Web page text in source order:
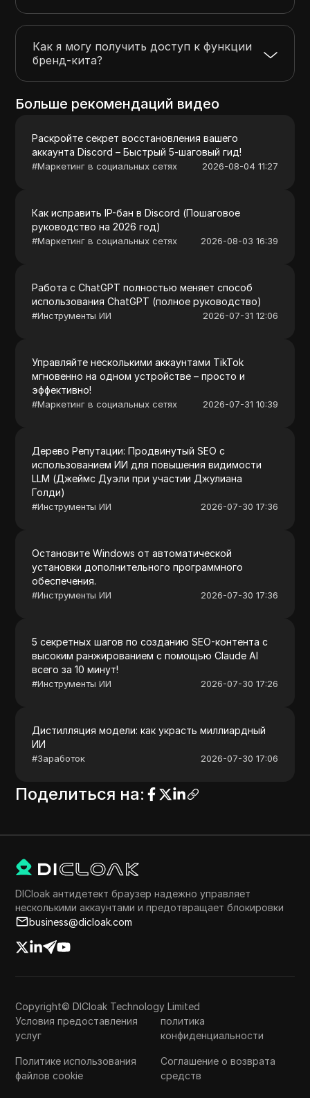
Как я могу получить доступ к функции
бренд-кита?
Больше рекомендаций видео
Раскройте секрет восстановления вашего
аккаунта Discord – Быстрый 5-шаговый гид!
#Маркетинг в социальных сетях 2026-08-04 11:27
Как исправить IP-бан в Discord (Пошаговое
руководство на 2026 год)
#Маркетинг в социальных сетях 2026-08-03 16:39
Работа с ChatGPT полностью меняет способ
использования ChatGPT (полное руководство)
#Инструменты ИИ 2026-07-31 12:06
Управляйте несколькими аккаунтами TikTok
мгновенно на одном устройстве – просто и
эффективно!
#Маркетинг в социальных сетях 2026-07-31 10:39
Дерево Репутации: Продвинутый SEO с
использованием ИИ для повышения видимости
LLM (Джеймс Дуэли при участии Джулиана
Голди)
#Инструменты ИИ 2026-07-30 17:36
Остановите Windows от автоматической
установки дополнительного программного
обеспечения.
#Инструменты ИИ 2026-07-30 17:36
5 секретных шагов по созданию SEO-контента с
высоким ранжированием с помощью Claude AI
всего за 10 минут!
#Инструменты ИИ 2026-07-30 17:26
Дистилляция модели: как украсть миллиардный
ИИ
#Заработок 2026-07-30 17:06
Поделиться на:
DICloak антидетект браузер надежно управляет
несколькими аккаунтами и предотвращает блокировки
business@dicloak.com
Copyright© DICloak Technology Limited
Условия предоставления
услуг
политика
конфиденциальности
Политике использования
файлов cookie
Соглашение о возврата
средств